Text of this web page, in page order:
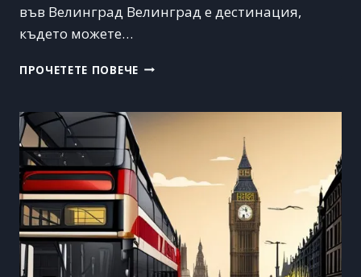
във Велинград Велинград е дестинация,
където можете…
ПРОЧЕТЕТЕ ПОВЕЧЕВЕЛИНГРАД
СПА
ОТДИХ
В
ПРИРОДАТА